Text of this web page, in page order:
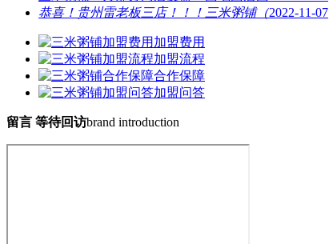
恭喜！贵州雷老板三店！！！三米粥铺（2022-11-07
加盟费用
加盟流程
合作保障
加盟问答
留言 等待回访brand introduction